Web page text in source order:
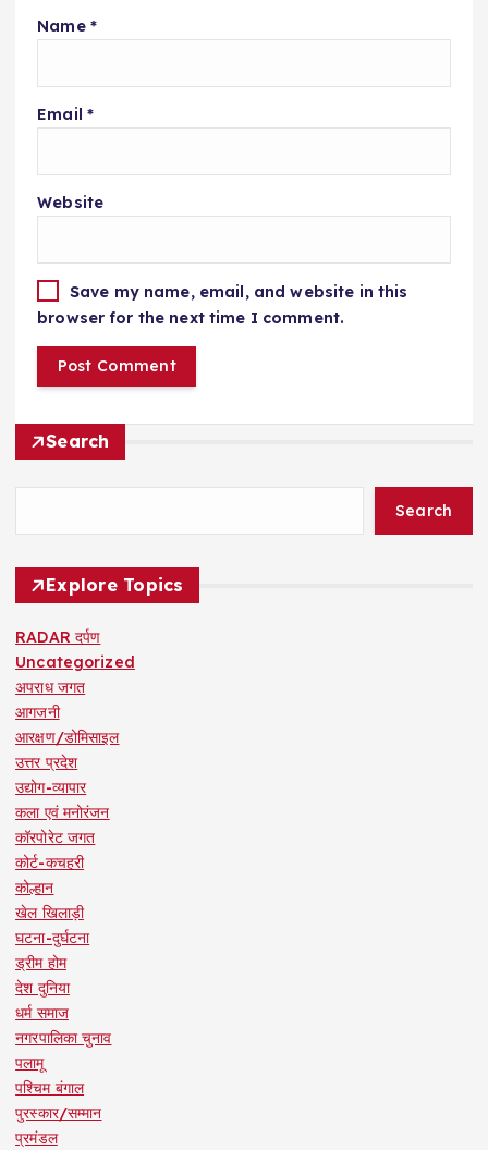
Name *
Email *
Website
Save my name, email, and website in this
browser for the next time I comment.
Search
Search
Explore Topics
RADAR दर्पण
Uncategorized
अपराध जगत
आगजनी
आरक्षण/डोमिसाइल
उत्तर प्रदेश
उद्योग-व्यापार
कला एवं मनोरंजन
कॉरपोरेट जगत
कोर्ट-कचहरी
कोल्हान
खेल खिलाड़ी
घटना-दुर्घटना
ड्रीम होम
देश दुनिया
धर्म समाज
नगरपालिका चुनाव
पलामू
पश्चिम बंगाल
पुरस्कार/सम्मान
प्रमंडल